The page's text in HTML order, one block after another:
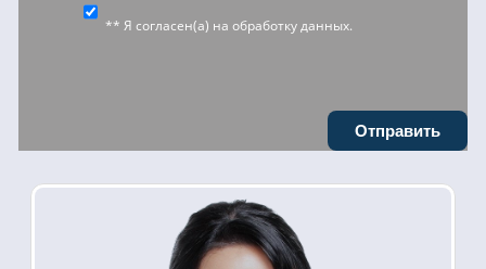
** Я согласен(а) наобработку данных.
Отправить